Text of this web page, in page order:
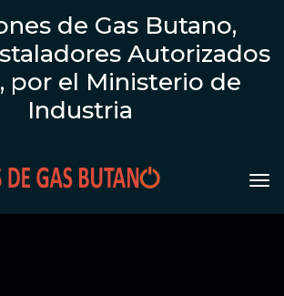
de Gas Butano,
Autorizados
por el Ministerio de
Industria